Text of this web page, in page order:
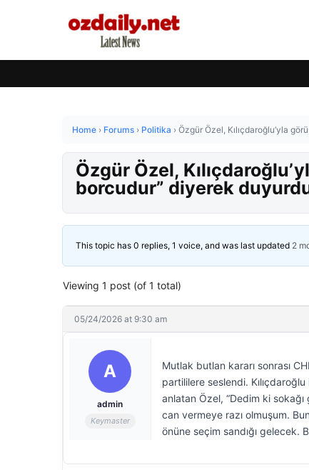
Home › Forums › Politika › Özgür Özel, Kılıçdaroğlu’yla
Özgür Özel,
borcudur” diyerek
This topic has 0 replies, 1 voice, and was last updated 2
Viewing 1 post (of 1 total)
05/24/2026 at 9:30 am
A
admin
Keymaster
Mutlak butlan kararı sonrası
partililere seslendi.
anlatan Özel, “Dedim ki
can vermeye razı olmuşum.
önüne seçim sandığı gelecek.